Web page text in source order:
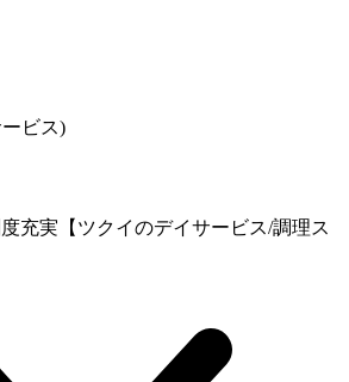
ビス)
充実【ツクイのデイサービス/調理ス